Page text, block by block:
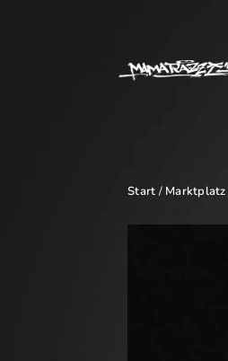
Start / Marktplatz